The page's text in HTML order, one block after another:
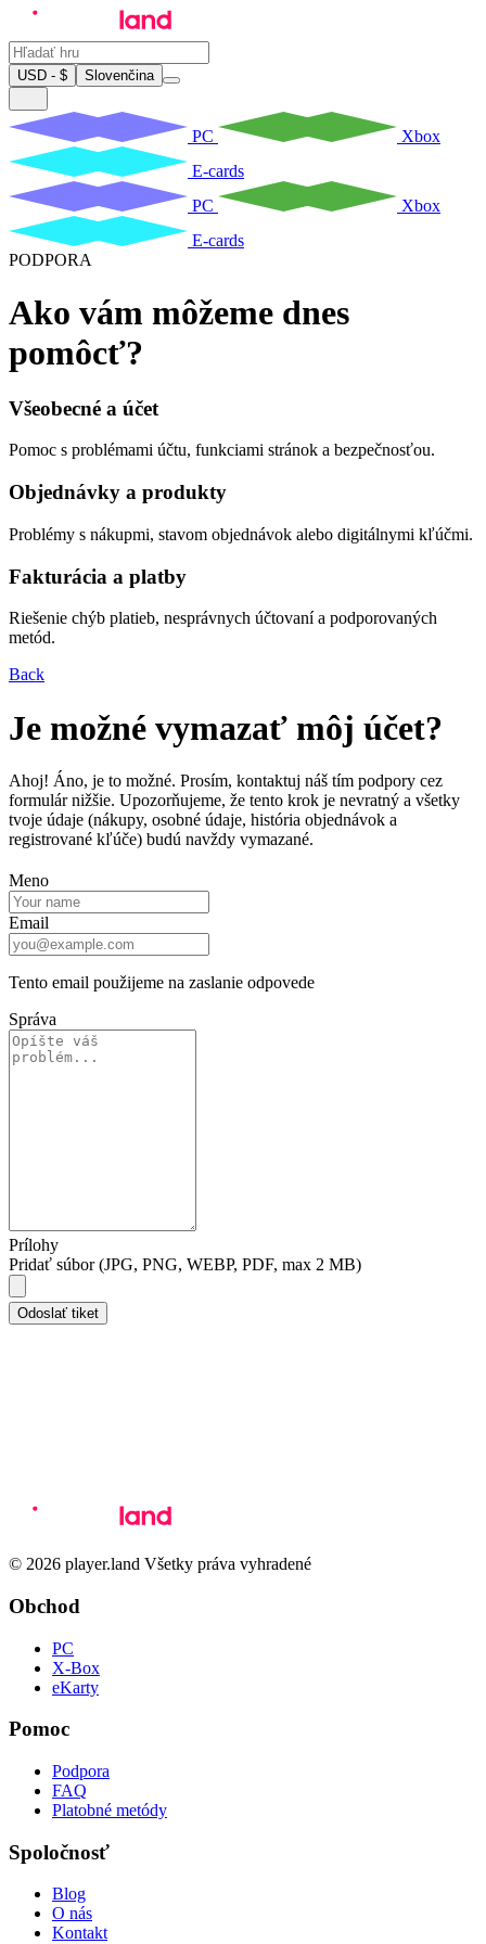
USD - $ Slovenčina
PC
Xbox
E-cards
PC
Xbox
E-cards
PODPORA
Ako vám môžeme dnes
pomôcť?
Všeobecné a účet
Pomoc s problémami účtu, funkciami stránok a bezpečnosťou.
Objednávky a produkty
Problémy s nákupmi, stavom objednávok alebo digitálnymi kľúčmi.
Fakturácia a platby
Riešenie chýb platieb, nesprávnych účtovaní a podporovaných
metód.
Back
Je možné vymazať môj účet?
Ahoj! Áno, je to možné. Prosím, kontaktuj náš tím podpory cez
formulár nižšie. Upozorňujeme, že tento krok je nevratný a všetky
tvoje údaje (nákupy, osobné údaje, história objednávok a
registrované kľúče) budú navždy vymazané.
Meno
Email
Tento email použijeme na zaslanie odpovede
Správa
Prílohy
Pridať súbor (JPG, PNG, WEBP, PDF, max 2 MB)
Odoslať tiket
© 2026 player.land Všetky práva vyhradené
Obchod
PC
X-Box
eKarty
Pomoc
Podpora
FAQ
Platobné metódy
Spoločnosť
Blog
O nás
Kontakt